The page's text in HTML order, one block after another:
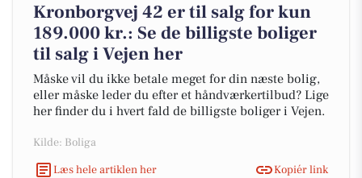
Kronborgvej 42 er til salg for kun
189.000 kr.: Se de billigste boliger
til salg i Vejen her
Måske vil du ikke betale meget for din næste bolig,
eller måske leder du efter et håndværkertilbud? Lige
her finder du i hvert fald de billigste boliger i Vejen.
Kilde: Boliga
Læs hele artiklen her
Kopiér link